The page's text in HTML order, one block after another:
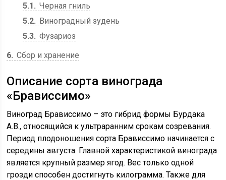
5.1
Черная гниль
5.2
Виноградный зудень
5.3 Фузариоз
6 Сбор и хранение
Описание сорта винограда
«Брависсимо»
Виноград Брависсимо – это гибрид формы Бурдака
А.В., относящийся к ультраранним срокам созревания.
Период плодоношения сорта Брависсимо начинается с
середины августа. Главной характеристикой винограда
является крупный размер ягод. Вес только одной
грозди способен достигнуть килограмма. Также для